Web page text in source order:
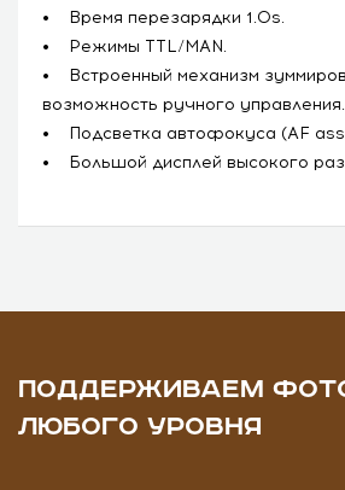
• Время перезарядки 1.0s.
• Режимы TTL/MAN.
• Встроенный механизм
возможность ручного управления.
• Подсветка автофокуса (AF
• Большой дисплей высокого
ПОДДЕРЖИВАЕМ
ЛЮБОГО УРОВНЯ